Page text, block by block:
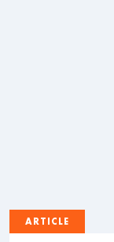
ARTICLE